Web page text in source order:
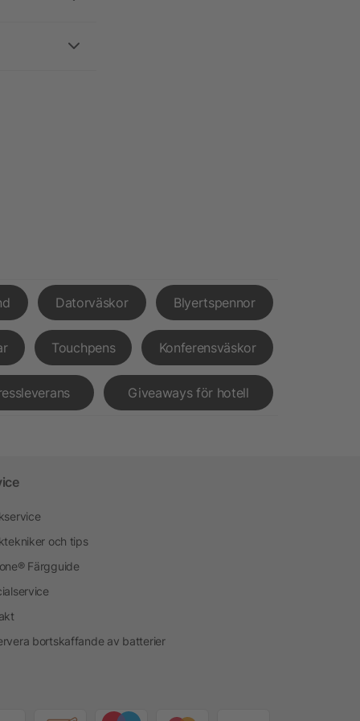
Datorväskor Blyertspennor
Touchpens Konferensväskor
Giveaways för hotell
och tips
Färgguide
bortskaffande av batterier